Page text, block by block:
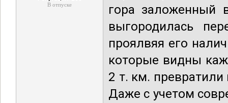
В отпуске
гора заложенный
выгородилась
проялвяя его
которые видны
2 т. км.
Даже с учетом